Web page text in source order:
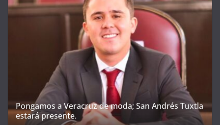
Pongamos a Veracruz de moda; San Andrés Tuxtla
estará presente.